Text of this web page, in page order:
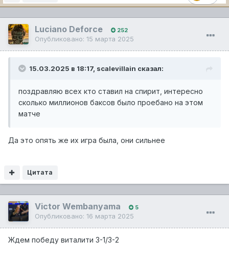
Luciano Deforce 252
Опубликовано: 15 марта 2025
15.03.2025 в 18:17, scalevillain сказал:
поздравляю всех кто ставил на спирит, интересно
сколько миллионов баксов было проебано на этом
матче
Да это опять же их игра была, они сильнее
Цитата
Victor Wembanyama 5
Опубликовано: 16 марта 2025
Ждем победу виталити 3-1/3-2